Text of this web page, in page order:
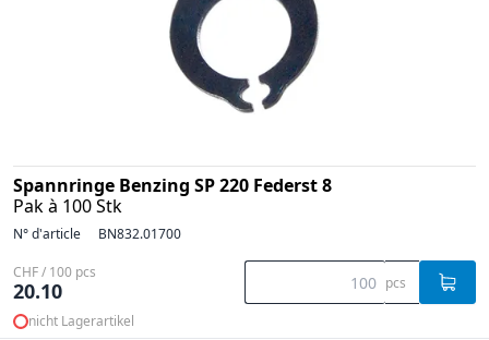
Spannringe Benzing SP 220 Federst 8
Pak à 100 Stk
N° d'article BN832.01700
CHF / 100 pcs
20.10 pcs
nicht Lagerartikel